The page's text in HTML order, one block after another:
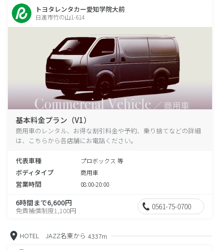
トヨタレンタカー愛知学院大前
日進市竹の山1-614
基本料金プラン（V1）
商用車のレンタル、お得な割引料金や予約、乗り捨てなどの詳細
は、こちらから各店舗にお電話ください。
代表車種 プロボックス 等
ボディタイプ 商用車
営業時間 08:00-20:00
6時間まで6,600円
免責補償制度1,100円 0561-75-0700
HOTEL JAZZ名東から 4337m